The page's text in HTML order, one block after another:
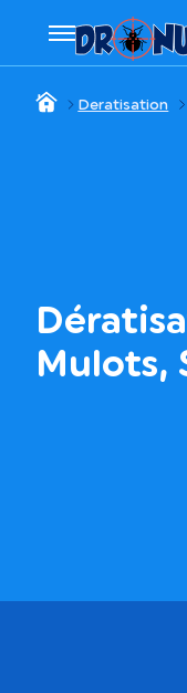
Deratisation
Mulots,